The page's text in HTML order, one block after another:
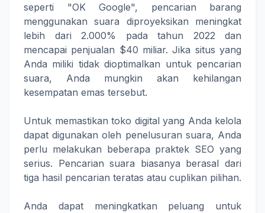
seperti "OK Google", pencarian barang
menggunakan suara diproyeksikan meningkat
lebih dari 2.000% pada tahun 2022 dan
mencapai penjualan $40 miliar. Jika situs yang
Anda miliki tidak dioptimalkan untuk pencarian
suara, Anda mungkin akan kehilangan
kesempatan emas tersebut.
Untuk memastikan toko digital yang Anda kelola
dapat digunakan oleh penelusuran suara, Anda
perlu melakukan beberapa praktek SEO yang
serius. Pencarian suara biasanya berasal dari
tiga hasil pencarian teratas atau cuplikan pilihan.
Anda dapat meningkatkan peluang untuk